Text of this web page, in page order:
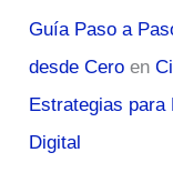
Guía Paso a
desde Cero en
Estrategias para
Digital